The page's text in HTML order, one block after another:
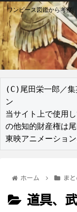
ワンピース図鑑から考察
(C)尾田栄一郎／集
ン
当サイト上で使用
の他知的財産権は
東映アニメーション
ホーム まと
道具、